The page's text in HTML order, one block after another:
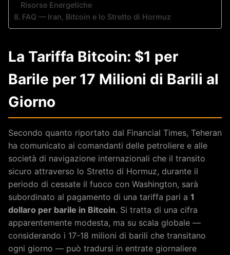
Risorse Energetiche
FAQ — Iran, Bitcoin e lo Stretto di Hormuz
La Tariffa Bitcoin: $1 per
Barile per 17 Milioni di Barili al
Giorno
Secondo quanto riportato dal Financial Times, Teheran
ha comunicato ai comandanti delle petroliere e alle
società di navigazione internazionali che il transito
sicuro attraverso lo Stretto di Hormuz, durante il
periodo di cessate il fuoco con Washington, sarà
subordinato al pagamento di una tariffa pari a 1
dollaro per barile in Bitcoin. Si tratta di una cifra
apparentemente modesta, ma su scala globale —
considerando i 17-18 milioni di barili che transitano
ogni giorno — può tradursi in entrate giornaliere